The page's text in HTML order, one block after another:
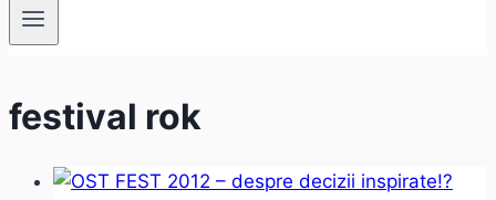
festival rok